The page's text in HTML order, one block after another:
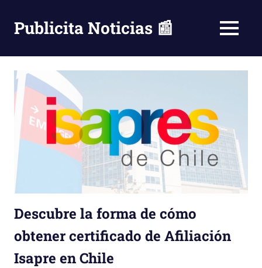
contenido
Publicita Noticias 📰 MENÚ
Descubre la forma de cómo
obtener certificado de Afiliación
Isapre en Chile